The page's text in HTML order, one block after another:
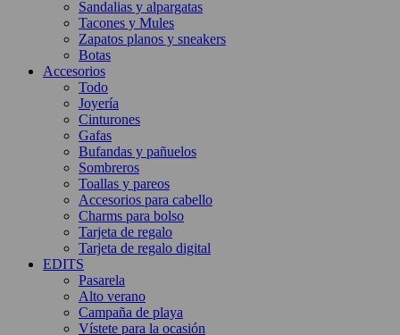
Sandalias y alpargatas
Tacones y Mules
Zapatos planos y sneakers
Botas
Accesorios
Todo
Joyería
Cinturones
Gafas
Bufandas y pañuelos
Sombreros
Toallas y pareos
Accesorios para cabello
Charms para bolso
Tarjeta de regalo
Tarjeta de regalo digital
EDITS
Pasarela
Alto verano
Campaña de playa
Vístete para la ocasión